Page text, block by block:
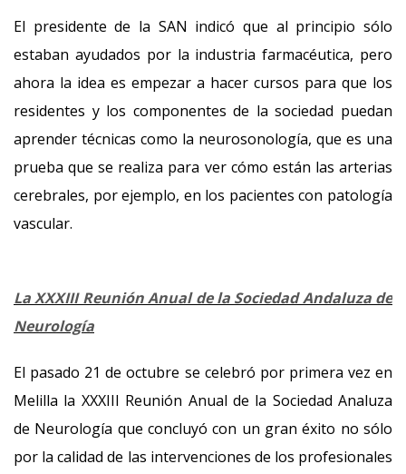
El presidente de la SAN indicó que al principio sólo
estaban ayudados por la industria farmacéutica, pero
ahora la idea es empezar a hacer cursos para que los
residentes y los componentes de la sociedad puedan
aprender técnicas como la neurosonología, que es una
prueba que se realiza para ver cómo están las arterias
cerebrales, por ejemplo, en los pacientes con patología
vascular.
La XXXIII Reunión Anual de la Sociedad Andaluza de
Neurología
El pasado 21 de octubre se celebró por primera vez en
Melilla la XXXIII Reunión Anual de la Sociedad Analuza
de Neurología que concluyó con un gran éxito no sólo
por la calidad de las intervenciones de los profesionales